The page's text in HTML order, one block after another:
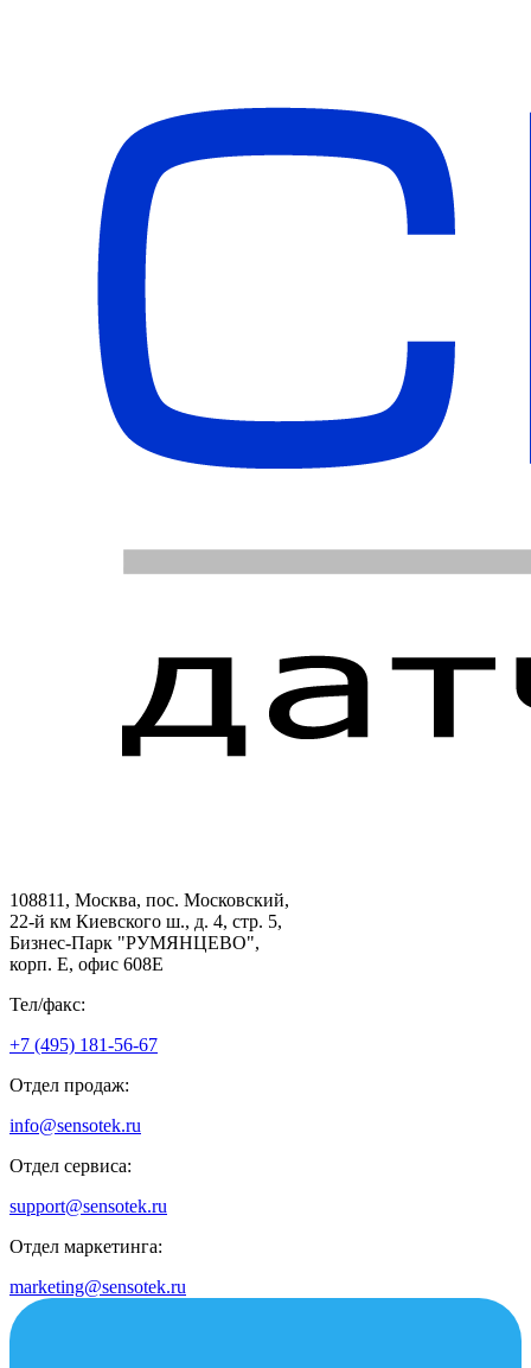
108811, Москва, пос. Московский,
22-й км Киевского ш., д. 4, стр. 5,
Бизнес-Парк "РУМЯНЦЕВО",
корп. Е, офис 608E
Тел/факс:
+7 (495) 181-56-67
Отдел продаж:
info@sensotek.ru
Отдел сервиса:
support@sensotek.ru
Отдел маркетинга:
marketing@sensotek.ru